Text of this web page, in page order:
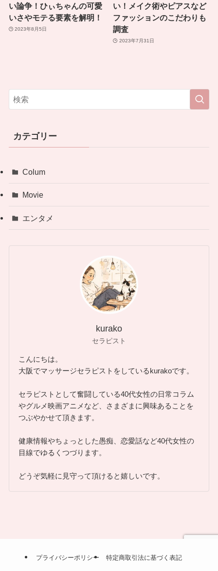
い論争！ひぃちゃんの可愛
いさやモテる要素を解明！
2023年8月5日
い！メイク術やピアスなど
ファッションのこだわりも
調査
2023年7月31日
カテゴリー
Colum
Movie
エンタメ
kurako
セラピスト
こんにちは。
大阪でマッサージセラピストをしているkurakoです。
セラピストとして奮闘している40代女性の日常コラム
やグルメ映画アニメなど、さまざまに興味あることを
つぶやかせて頂きます。
健康情報やちょっとした愚痴、恋愛話など40代女性の
目線でゆるくつづります。
どうぞ気軽に見守って頂けると嬉しいです。
プライバシーポリシー 特定商取引法に基づく表記